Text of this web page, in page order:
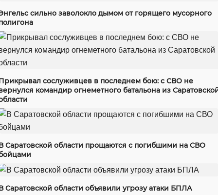
сильно заволокло дымом от горящего мусорного
сослуживцев в последнем бою: с СВО не
командир огнеметного батальона из
Саратовской области прощаются с погибшими на СВО
Саратовской области объявили угрозу атаки БПЛА